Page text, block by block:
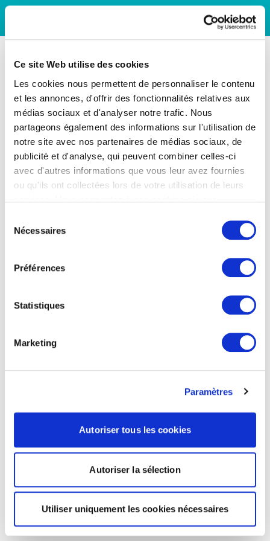
Ce site Web utilise des cookies
Les cookies nous permettent de personnaliser le contenu
et les annonces, d'offrir des fonctionnalités relatives aux
médias sociaux et d'analyser notre trafic. Nous
partageons également des informations sur l'utilisation de
notre site avec nos partenaires de médias sociaux, de
publicité et d'analyse, qui peuvent combiner celles-ci
avec d'autres informations que vous leur avez fournies
ou qu'ils ont collectées lors de votre utilisation de leurs
Nécessaires
Préférences
Statistiques
Marketing
Paramètres
Autoriser tous les cookies
Autoriser la sélection
Utiliser uniquement les cookies nécessaires